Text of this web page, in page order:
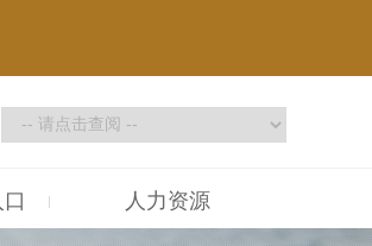
会圆满召开 >>
人力资源